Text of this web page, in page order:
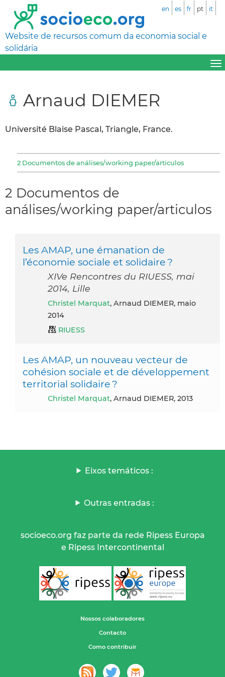
Website de recursos comum da economia social e
solidária
en es fr pt it
Arnaud DIEMER
Université Blaise Pascal, Triangle, France.
2 Documentos de análises/working paper/articulos
2 Documentos de
análises/working paper/articulos
Les AMAP, une émanation de
l’économie sociale et solidaire ?
XIVe Rencontres du RIUESS, mai
2014, Lille
Christel Marquat, Arnaud DIEMER, maio
2014
RIUESS
Les AMAP, un nouveau vecteur de
cohésion sociale et de développement
territorial solidaire ?
Christel Marquat, Arnaud DIEMER, 2013
Eixos temáticos :
Outras entradas :
socioeco.org faz parte da rede Ripess Europa
e Ripess Intercontinental
Nossos colaboradores
Contacto
Como contribuir